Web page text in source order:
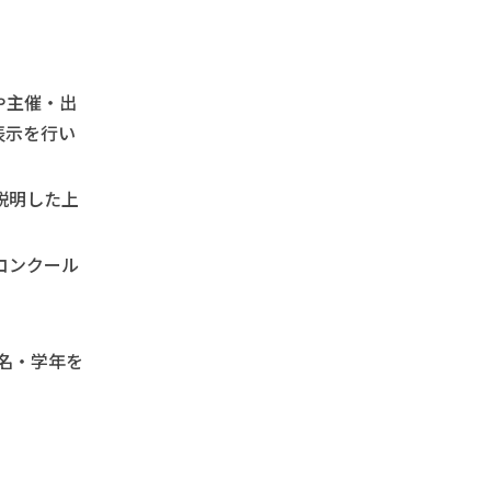
催・出
を行い
明した上
ンクール
・学年を